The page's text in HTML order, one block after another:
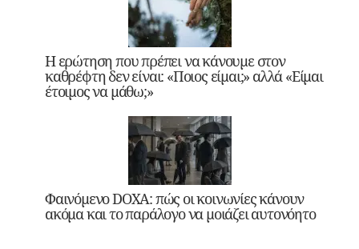
Η ερώτηση που πρέπει να κάνουμε στον
καθρέφτη δεν είναι: «Ποιος είμαι;» αλλά «Είμαι
έτοιμος να μάθω;»
Φαινόμενο DOXA: πώς οι κοινωνίες κάνουν
ακόμα και το παράλογο να μοιάζει αυτονόητο